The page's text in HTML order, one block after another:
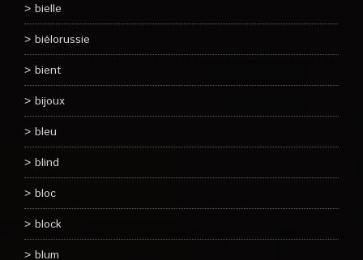
bielle
biélorussie
bient
bijoux
bleu
blind
bloc
block
blum